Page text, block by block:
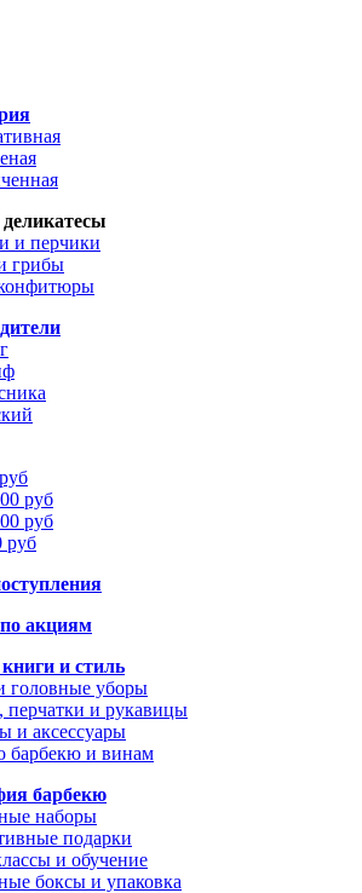
и перчики
грибы
руб
руб
руб
акциям
и стиль
головные уборы
перчатки и рукавицы
и аксессуары
барбекю и винам
барбекю
наборы
подарки
и обучение
боксы и упаковка